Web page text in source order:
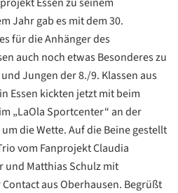
Jahr gab es mit dem 30.
für die Anhänger des
auch noch etwas Besonderes zu
Jungen der 8./9. Klassen aus
Essen kickten jetzt mit beim
„LaOla Sportcenter“ an der
die Wette. Auf die Beine gestellt
vom Fanprojekt Claudia
und Matthias Schulz mit
aus Oberhausen. Begrüßt